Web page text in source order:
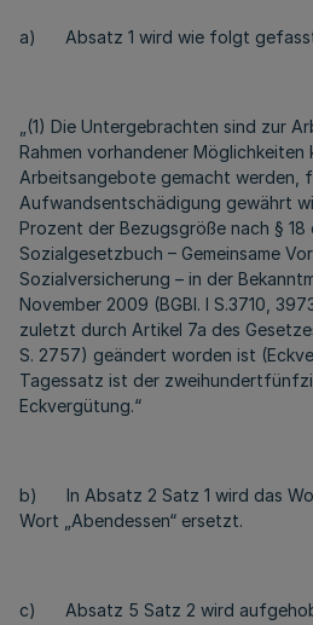
a) Absatz 1 wird wie folgt
„(1) Die Untergebrachten sind zur
Rahmen vorhandener Möglichkeiten
Arbeitsangebote gemacht werden,
Aufwandsentschädigung gewährt
Prozent der Bezugsgröße nach § 18
Sozialgesetzbuch – Gemeinsame
Sozialversicherung – in der
November 2009 (BGBl. I S.3710,
zuletzt durch Artikel 7a des
S. 2757) geändert worden ist
Tagessatz ist der
Eckvergütung.“
b) In Absatz 2 Satz 1 wird das
Wort „Abendessen“ ersetzt.
c) Absatz 5 Satz 2 wird